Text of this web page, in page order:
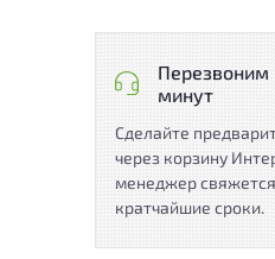
Перезвоним
минут
Сделайте
через корзину
менеджер
кратчайшие сроки.